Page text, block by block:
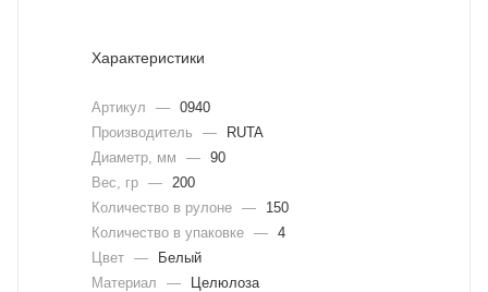
Характеристики
Артикул — 0940
Производитель
—
RUTA
Диаметр, мм
— 90
Вес, гр —
200
Количество в рулоне —
150
Количество в упаковке — 4
Цвет —
Белый
Материал
— Целюлоза